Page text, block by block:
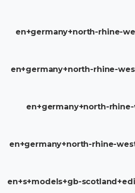
en+germany+north-rhine-
en+germany+north-rhine-
en+germany+north-
en+germany+north-rhine-
en+s+models+gb-